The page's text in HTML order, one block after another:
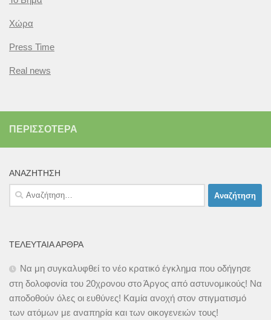
Χώρα
Press Time
Real news
ΠΕΡΙΣΣΌΤΕΡΑ
ΑΝΑΖΉΤΗΣΗ
Αναζήτηση
για:
ΤΕΛΕΥΤΑΊΑ ΆΡΘΡΑ
Να μη συγκαλυφθεί το νέο κρατικό έγκλημα που οδήγησε
στη δολοφονία του 20χρονου στο Άργος από αστυνομικούς! Να
αποδοθούν όλες οι ευθύνες! Καμία ανοχή στον στιγματισμό
των ατόμων με αναπηρία και των οικογενειών τους!